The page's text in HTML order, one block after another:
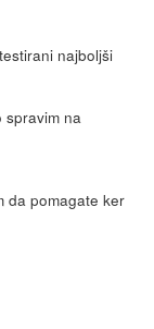
najboljši
spravim na
da pomagate ker